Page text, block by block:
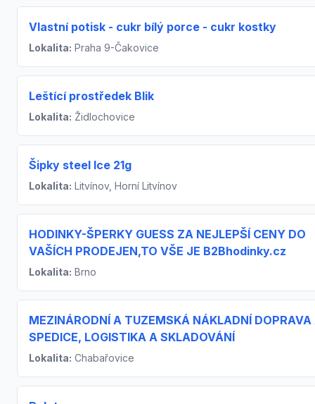
Vlastní potisk - cukr bílý porce - cukr kostky
Lokalita: Praha 9-Čakovice
Leštící prostředek Blik
Lokalita: Židlochovice
Šipky steel Ice 21g
Lokalita: Litvínov, Horní Litvínov
HODINKY-ŠPERKY GUESS ZA NEJLEPŠÍ CENY DO
VAŠÍCH PRODEJEN,TO VŠE JE B2Bhodinky.cz
Lokalita: Brno
MEZINÁRODNÍ A TUZEMSKÁ NÁKLADNÍ DOPRAVA
SPEDICE, LOGISTIKA A SKLADOVÁNÍ
Lokalita: Chabařovice